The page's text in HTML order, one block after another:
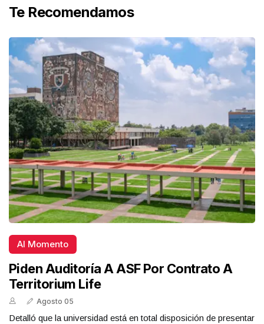
Te Recomendamos
Al Momento
Piden Auditoría A ASF Por Contrato A
Territorium Life
Agosto 05
Detalló que la universidad está en total disposición de presentar